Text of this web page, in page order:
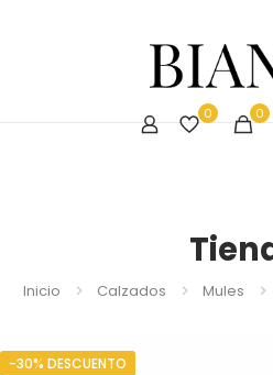
0 0
Inicio Calzados Mules
-30% DESCUENTO